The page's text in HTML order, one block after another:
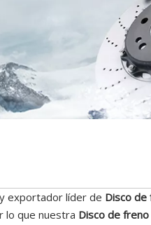
exportador líder de Disco
lo que nuestra Disco de